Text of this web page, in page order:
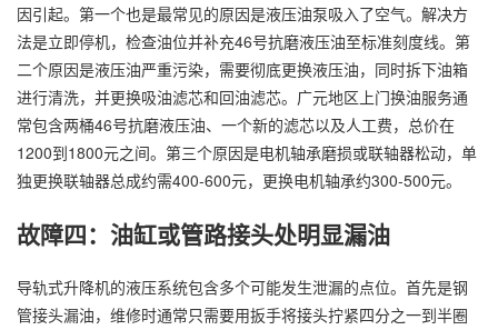
因引起。第一个也是最常见的原因是液压油泵吸入了空气。解决方
法是立即停机，检查油位并补充46号抗磨液压油至标准刻度线。第
二个原因是液压油严重污染，需要彻底更换液压油，同时拆下油箱
进行清洗，并更换吸油滤芯和回油滤芯。广元地区上门换油服务通
常包含两桶46号抗磨液压油、一个新的滤芯以及人工费，总价在
1200到1800元之间。第三个原因是电机轴承磨损或联轴器松动，单
独更换联轴器总成约需400-600元，更换电机轴承约300-500元。
故障四：油缸或管路接头处明显漏油
导轨式升降机的液压系统包含多个可能发生泄漏的点位。首先是钢
管接头漏油，维修时通常只需要用扳手将接头拧紧四分之一到半圈